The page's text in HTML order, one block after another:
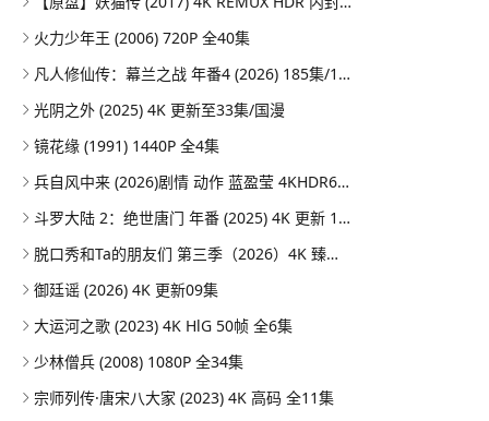
火力少年王 (2006) 720P 全40集
凡人修仙传：幕兰之战‎ 年番4 (2026) 185集/1080P
光阴之外 (2025) 4K 更新至33集/国漫
镜花缘 (1991) 1440P 全4集
兵自风中来 (2026)剧情 动作 蓝盈莹 4KHDR60FPS 更新20集
斗罗大陆 2：绝世唐门 年番 (2025) 4K 更新 164集/国漫
脱口秀和Ta的朋友们 第三季（2026）4K 臻彩MAX+ 50FPS 高码率 更0731期
御廷谣 (2026) 4K 更新09集
大运河之歌 (2023) 4K HlG 50帧 全6集
少林僧兵 (2008) 1080P 全34集
宗师列传·唐宋八大家 (2023) 4K 高码 全11集